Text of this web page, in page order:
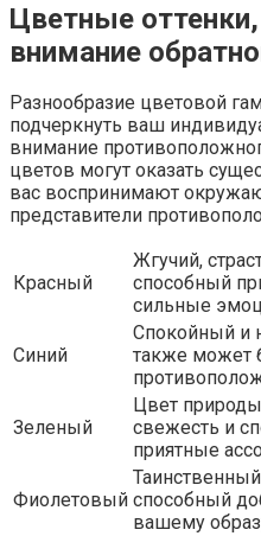
Цветные
внимание
Разнообразие цветовой
подчеркнуть ваш
внимание
цветов могут оказать
вас воспринимают
представители
Красный
Жгучий,
способный
сильные
Синий
Спокойный и
также может
Зеленый
Цвет
свежесть и
приятные
Фиолетовый способный
вашему